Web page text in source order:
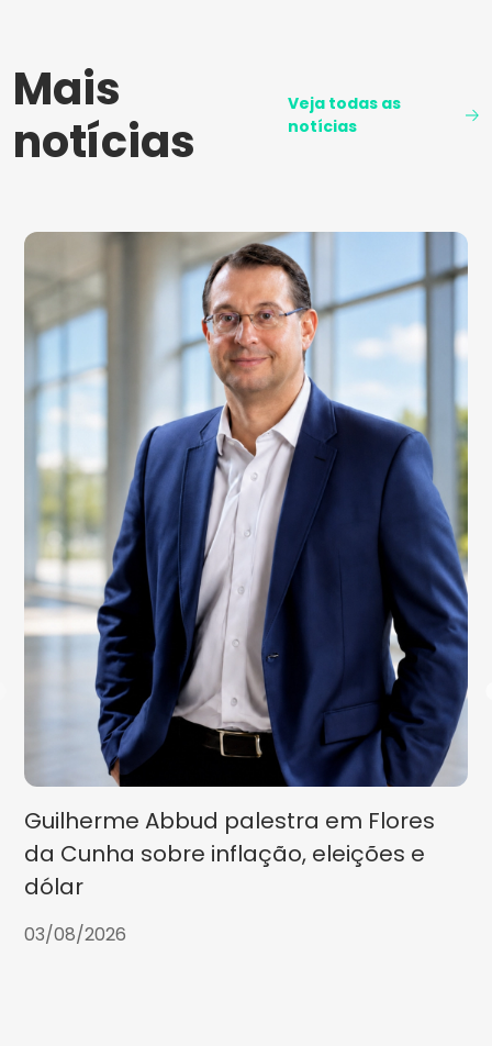
Mais
notícias
Veja todas as
notícias
Guilherme Abbud palestra em Flores
da Cunha sobre inflação, eleições e
dólar
03/08/2026